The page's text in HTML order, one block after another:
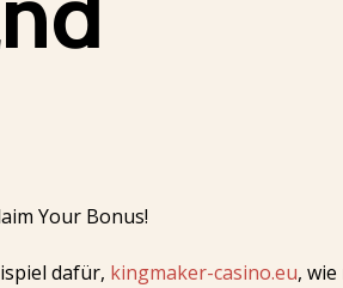
dafür, kingmaker-casino.eu,